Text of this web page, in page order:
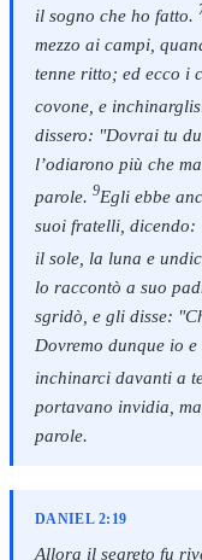
il sogno che ho fatto.
mezzo ai campi,
tenne ritto; ed ecco i
covone, e
dissero: "Dovrai tu
l’odiarono più che
parole. 9Egli ebbe
suoi fratelli, dicendo:
il sole, la luna e
lo raccontò a suo
sgridò, e gli disse:
Dovremo dunque io
inchinarci davanti a
portavano invidia,
parole.
DANIEL 2:19
Allora il segreto fu